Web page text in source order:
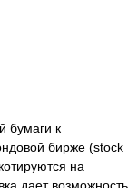
бумаги к
бирже (stock
на